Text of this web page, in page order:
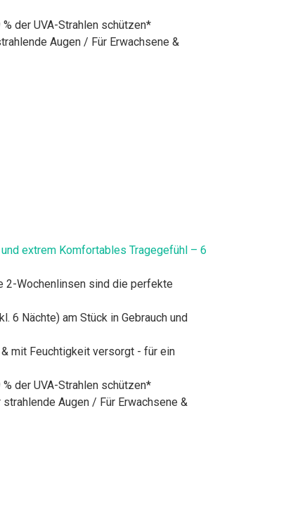
der UVA-Strahlen schützen*
Augen / Für Erwachsene &
extrem Komfortables Tragegefühl – 6
2-Wochenlinsen sind die perfekte
6 Nächte) am Stück in Gebrauch und
& mit Feuchtigkeit versorgt - für ein
der UVA-Strahlen schützen*
Augen / Für Erwachsene &